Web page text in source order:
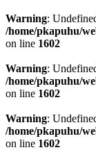
Warning:
/home/pkapuhu/
on line 1602
Warning:
/home/pkapuhu/
on line 1602
Warning:
/home/pkapuhu/
on line 1602